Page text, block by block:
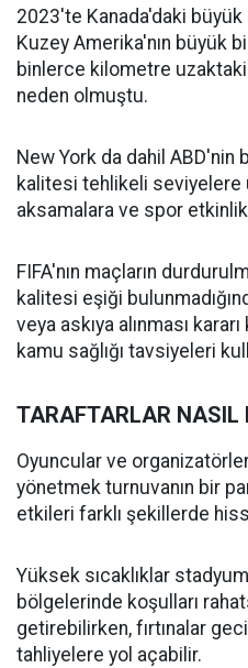
2023'te Kanada'daki büyük
Kuzey Amerika'nın büyük
binlerce kilometre
neden olmuştu.
New York da dahil ABD'nin
kalitesi tehlikeli seviyelere
aksamalara ve spor
FIFA'nın maçların
kalitesi eşiği
veya askıya alınması
kamu sağlığı tavsiyeleri
TARAFTARLAR NASIL
Oyuncular ve organizatörler
yönetmek turnuvanın bir
etkileri farklı şekillerde
Yüksek sıcaklıklar
bölgelerinde koşulları
getirebilirken, fırtınalar
tahliyelere yol açabilir.